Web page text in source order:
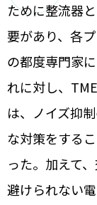
ために整流器
要があり、各
の都度専門家
れに対し、
は、ノイズ抑
な対策をする
った。加えて
避けられない